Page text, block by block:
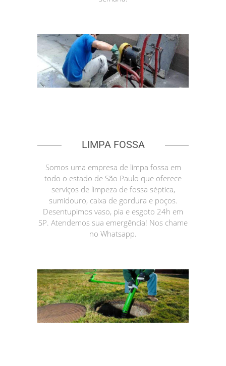
LIMPA FOSSA
Somos uma empresa de limpa fossa em
todo o estado de São Paulo que oferece
serviços de limpeza de fossa séptica,
sumidouro, caixa de gordura e poços.
Desentupimos vaso, pia e esgoto 24h em
SP. Atendemos sua emergência! Nos chame
no Whatsapp.